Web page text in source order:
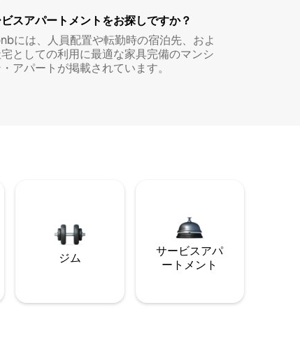
スアパートメントをお探しですか？
には、人員配置や転勤時の宿泊先、およ
としての利用に最適な家具完備のマンシ
・アパートが掲載されています。
ジム
サービスアパ
ートメント